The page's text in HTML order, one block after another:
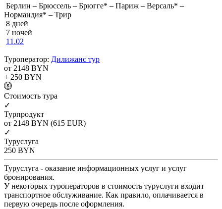
Берлин – Брюссель – Брюгге* – Париж – Версаль* –
Нормандия* – Трир
8 дней
7 ночей
11.02
Туроператор: Дилижанс тур
от 2148 BYN
+ 250 BYN
Cтоимость тура
✓
Турпродукт
от 2148 BYN (615 EUR)
✓
Туруслуга
250 BYN
Туруслуга - оказание информационных услуг и услуг
бронирования.
У некоторых туроператоров в стоимость туруслуги входит
транспортное обслуживание. Как правило, оплачивается в
первую очередь после оформления.